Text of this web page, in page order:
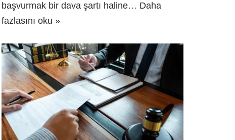
başvurmak bir dava şartı haline… Daha
fazlasını oku »